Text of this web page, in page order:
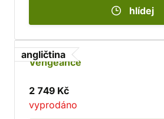
hlídej
angličtina
Vengeance
2 749 Kč
vyprodáno